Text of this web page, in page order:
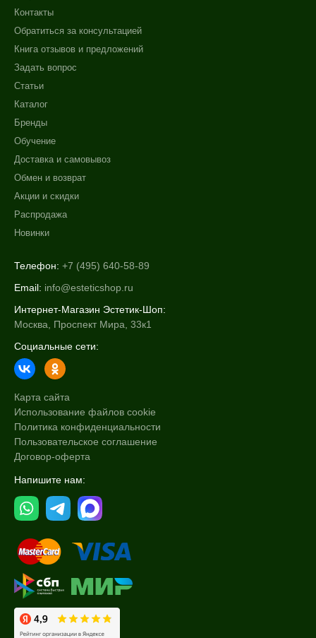
Контакты
Обратиться за консультацией
Книга отзывов и предложений
Задать вопрос
Статьи
Каталог
Бренды
Обучение
Доставка и самовывоз
Обмен и возврат
Акции и скидки
Распродажа
Новинки
Телефон: +7 (495) 640-58-89
Email: info@esteticshop.ru
Интернет-Магазин Эстетик-Шоп:
Москва, Проспект Мира, 33к1
Социальные сети:
Карта сайта
Использование файлов cookie
Политика конфиденциальности
Пользовательское соглашение
Договор-оферта
Напишите нам: